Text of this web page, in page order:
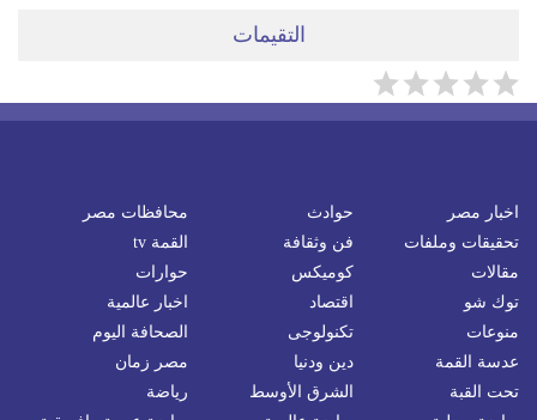
التقيمات
اخبار مصر حوادث
محافظات مصر
تحقيقات وملفات
فن وثقافة
القمة tv
مقالات
كوميكس
حوارات
توك شو
اقتصاد
اخبار عالمية
منوعات
تكنولوجى
الصحافة اليوم
عدسة القمة
دين ودنيا
مصر زمان
تحت القبة
الشرق الأوسط
رياضة